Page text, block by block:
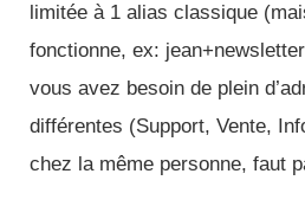
limitée à 1 alias classique
fonctionne, ex:
vous avez besoin de plein
différentes (Support, Vente,
chez la même personne, faut